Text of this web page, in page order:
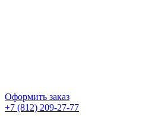
Оформить заказ
+7 (812) 209-27-77